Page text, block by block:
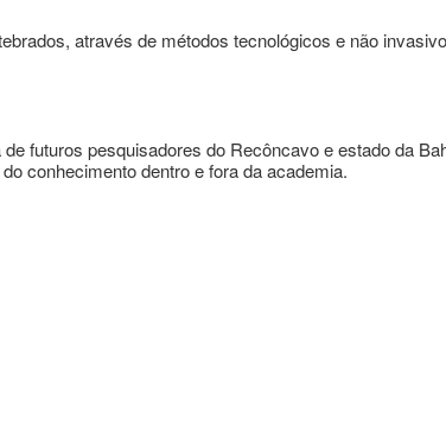
através de métodos tecnológicos e não
futuros pesquisadores do Recôncavo e estado da
conhecimento dentro e fora da academia.